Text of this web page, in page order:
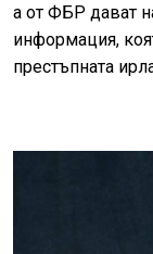
а от ФБР дават
информация,
престъпната